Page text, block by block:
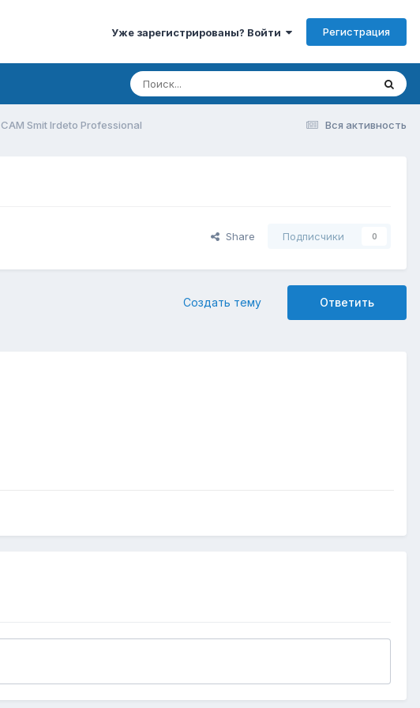
Уже зарегистрированы? Войти Регистрация
Вся активность
CAM Smit Irdeto Professional
Share Подписчики 0
Ответить
Создать тему